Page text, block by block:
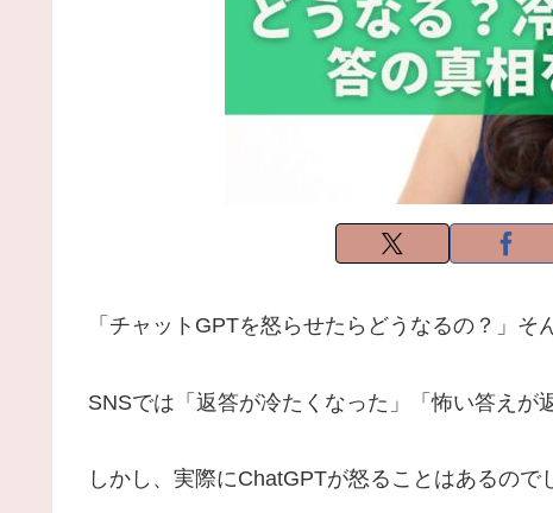
「チャットGPTを怒らせたらどうなるの？」そ
SNSでは「返答が冷たくなった」「怖い答えが
しかし、実際にChatGPTが怒ることはあるので